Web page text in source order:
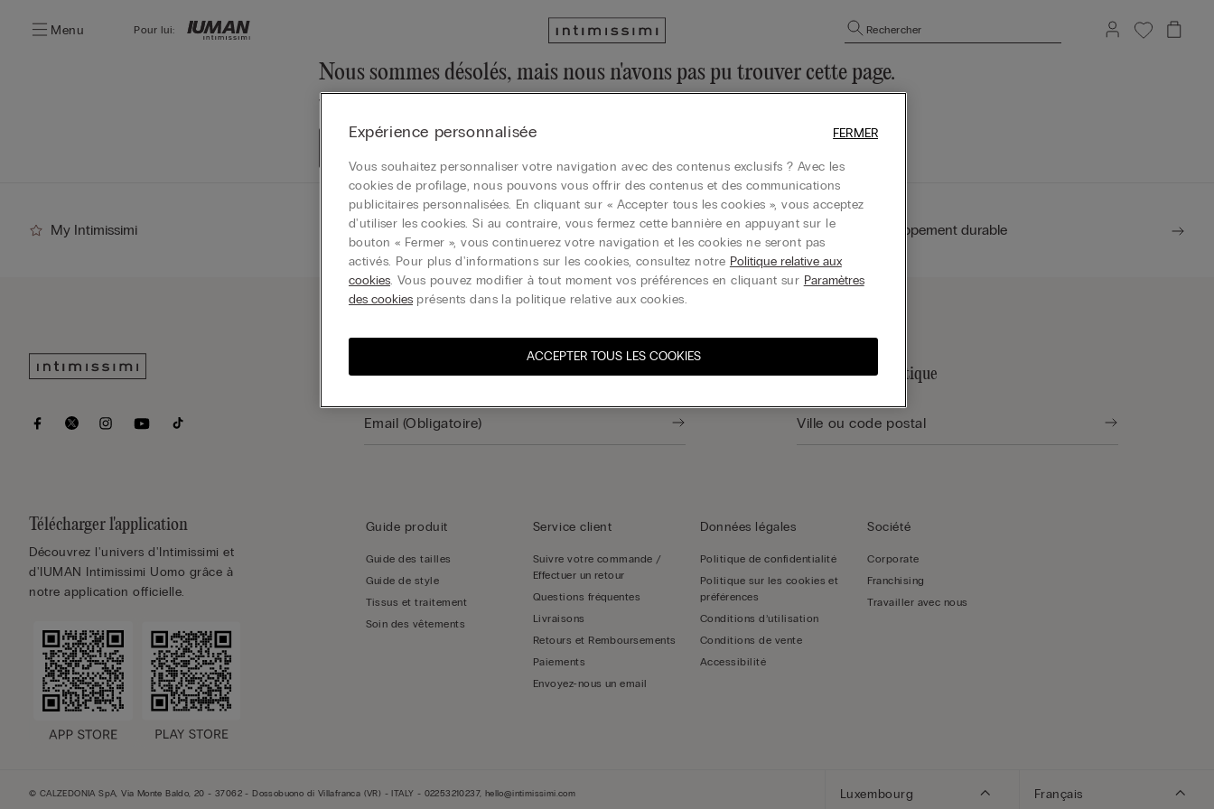
Menu Pour lui: Rechercher
Nous sommes désolés, mais nous n'avons pas pu trouver cette page.
Vous pouvez toujours explorer notre collection via le menu ou en visitant la page d’accueil.
My Intimissimi Carte cadeau Développement durable
Télécharger l'application
Découvrez l'univers d'Intimissimi et
d'IUMAN Intimissimi Uomo grâce à
notre application officielle.
Inscrivez-vous à la newsletter Trouver une boutique
Guide produit
Guide des tailles
Guide de style
Tissus et traitement
Soin des vêtements
Service client
Suivre votre commande /
Effectuer un retour
Questions fréquentes
Livraisons
Retours et Remboursements
Paiements
Envoyez-nous un email
Données légales
Politique de confidentialité
Politique sur les cookies et
préférences
Conditions d’utilisation
Conditions de vente
Accessibilité
Société
Corporate
Franchising
Travailler avec nous
© CALZEDONIA SpA, Via Monte Baldo, 20 - 37062 - Dossobuono di Villafranca (VR) - ITALY - 02253210237, hello@intimissimi.com Luxembourg Français
Expérience personnalisée
Vous souhaitez personnaliser votre navigation avec des contenus exclusifs ? Avec les
cookies de profilage, nous pouvons vous offrir des contenus et des communications
publicitaires personnalisées. En cliquant sur « Accepter tous les cookies », vous acceptez
d'utiliser les cookies. Si au contraire, vous fermez cette bannière en appuyant sur le
bouton « Fermer », vous continuerez votre navigation et les cookies ne seront pas
activés. Pour plus d'informations sur les cookies, consultez notre Politique relative aux
cookies. Vous pouvez modifier à tout moment vos préférences en cliquant sur Paramètres
des cookies présents dans la politique relative aux cookies.
ACCEPTER TOUS LES COOKIES
FERMER